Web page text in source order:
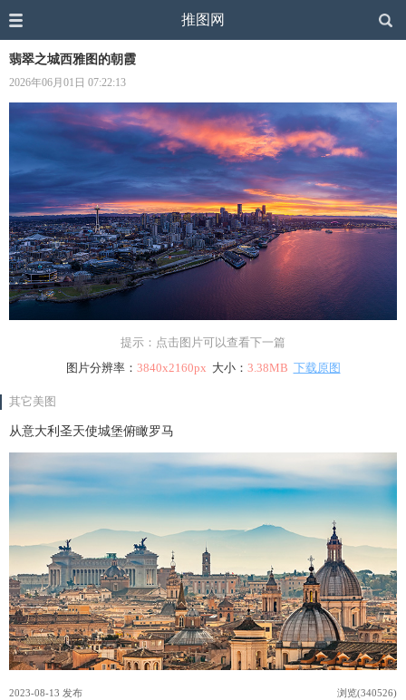
推图网
翡翠之城西雅图的朝霞
2026年06月01日 07:22:13
提示：点击图片可以查看下一篇
图片分辨率： 3840x2160px 大小： 3.38MB 下载原图
其它美图
从意大利圣天使城堡俯瞰罗马
2023-08-13 发布 浏览(340526)